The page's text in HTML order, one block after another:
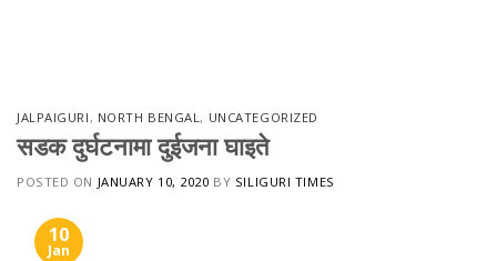
JALPAIGURI, NORTH BENGAL, UNCATEGORIZED
सडक दुर्घटनामा दुईजना घाइते
POSTED ON JANUARY 10, 2020 BY SILIGURI TIMES
10
Jan